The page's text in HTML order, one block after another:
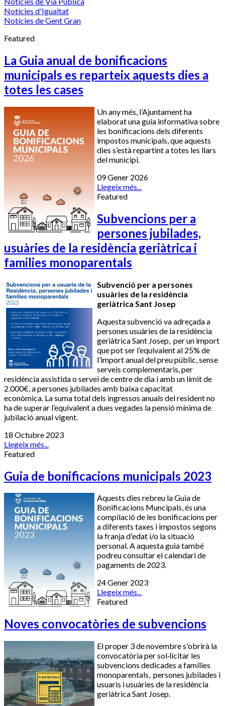
Notícies d'Igualtat
Notícies de Gent Gran
Featured
La Guia anual de bonificacions
municipals es reparteix aquests dies a
totes les cases
Un any més, l’Ajuntament ha
elaborat una guia informativa sobre
les bonificacions dels diferents
impostos municipals, que aquests
dies s’està repartint a totes les llars
del municipi.
09 Gener 2026
Llegeix més...
Featured
Subvencions per a
persones jubilades,
usuàries de la residència geriàtrica i
families monoparentals
Subvenció per a persones
usuàries de la residència
geriàtrica Sant Josep
Aquesta subvenció va adreçada a
persones usuàries de la residència
geriàtrica Sant Josep, per un import
que pot ser l’equivalent al 25% de
l’import anual del preu públic, sense
serveis complementaris, per
residència assistida o servei de centre de dia i amb un límit de
2.000€, a persones jubilades amb baixa capacitat
econòmica. La suma total dels ingressos anuals del resident no
ha de superar l’equivalent a dues vegades la pensió mínima de
jubilació anual vigent.
18 Octubre 2023
Llegeix més...
Featured
Guia de bonificacions municipals 2023
Aquests dies rebreu la Guia de
Bonificacions Muncipals, és una
compilació de les bonificacions per
a diferents taxes i impostos segons
la franja d'edat i/o la situació
personal. A aquesta guia també
podreu consultar el calendari de
pagaments de 2023.
24 Gener 2023
Llegeix més...
Featured
Noves convocatòries de subvencions
El proper 3 de novembre s'obrirà la
convocatòria per sol·licitar les
subvencions dedicades a famílies
monoparentals, persones jubilades i
usuaris i usuàries de la residència
geriàtrica Sant Josep.